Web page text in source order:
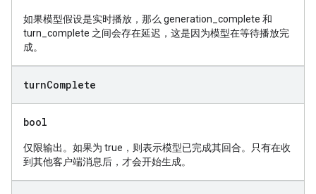
如果模型假设是实时播放，那么 generation_complete 和
turn_complete 之间会存在延迟，这是因为模型在等待播放完
成。
turnComplete
bool
仅限输出。如果为 true，则表示模型已完成其回合。只有在收
到其他客户端消息后，才会开始生成。